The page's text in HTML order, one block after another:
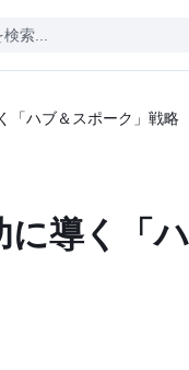
「ハブ＆スポーク」戦略
導く「